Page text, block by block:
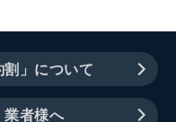
」について
業者様へ